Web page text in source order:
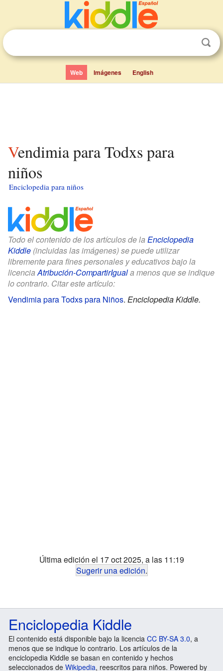
Web Imágenes English
Vendimia para Todxs para
niños
Enciclopedia para niños
Todo el contenido de los artículos de la Enciclopedia
Kiddle (incluidas las imágenes) se puede utilizar
libremente para fines personales y educativos bajo la
licenciaAtribución-CompartirIguala menos que se indique
lo contrario. Citar este artículo:
Vendimia para Todxs para Niños. Enciclopedia Kiddle.
Última edición el 17 oct 2025, a las 11:19
Sugerir una edición.
Enciclopedia Kiddle
El contenido está disponible bajo la licencia CC BY-SA 3.0, a
menos que se indique lo contrario. Los artículos de la
enciclopedia Kiddle se basan en contenido y hechos
seleccionados de Wikipedia, reescritos para niños. Powered by